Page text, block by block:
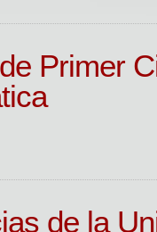
Primer
de la